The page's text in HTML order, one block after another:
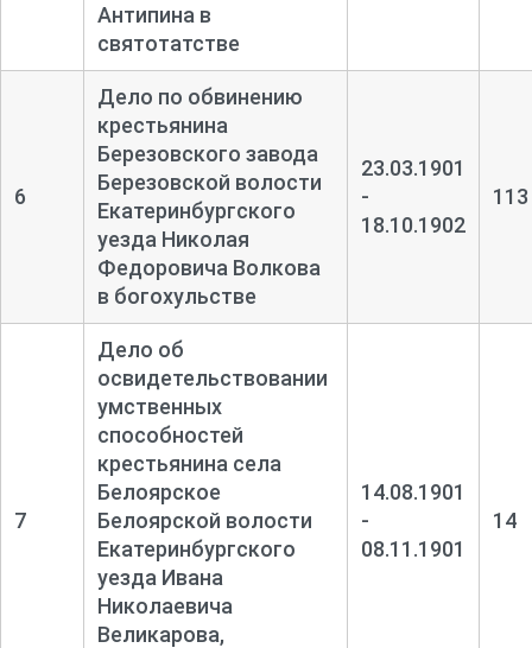
Антипина в
святотатстве
6
Дело по обвинению
крестьянина
Березовского завода
Березовской волости
Екатеринбургского
уезда Николая
Федоровича Волкова
в богохульстве
23.03.1901
-
18.10.1902
113
7
Дело об
освидетельствовании
умственных
способностей
крестьянина села
Белоярское
Белоярской волости
Екатеринбургского
уезда Ивана
Николаевича
Великарова,
14.08.1901
-
08.11.1901
14